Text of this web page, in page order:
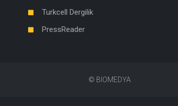
Turkcell Dergilik
PressReader
© BIOMEDYA